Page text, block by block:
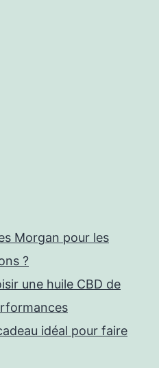
Morgan pour les
?
une huile CBD de
idéal pour faire